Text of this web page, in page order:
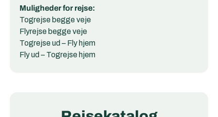
Muligheder for rejse:
Togrejse begge veje
Flyrejse begge veje
Togrejse ud – Fly hjem
Fly ud – Togrejse hjem